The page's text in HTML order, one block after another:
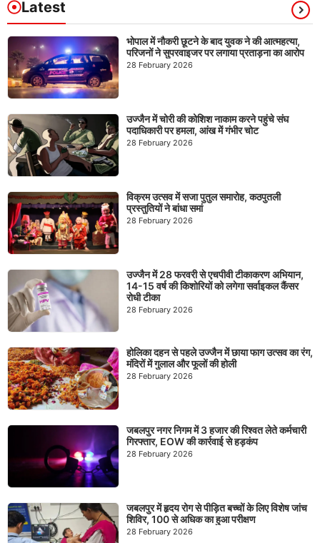
Latest
भोपाल में नौकरी छूटने के बाद युवक ने की आत्महत्या,
परिजनों ने सुपरवाइजर पर लगाया प्रताड़ना का आरोप
28 February 2026
उज्जैन में चोरी की कोशिश नाकाम करने पहुंचे संघ
पदाधिकारी पर हमला, आंख में गंभीर चोट
28 February 2026
विक्रम उत्सव में सजा पुतुल समारोह, कठपुतली
प्रस्तुतियों ने बांधा समां
28 February 2026
उज्जैन में 28 फरवरी से एचपीवी टीकाकरण अभियान,
14-15 वर्ष की किशोरियों को लगेगा सर्वाइकल कैंसर
रोधी टीका
28 February 2026
होलिका दहन से पहले उज्जैन में छाया फाग उत्सव का रंग,
मंदिरों में गुलाल और फूलों की होली
28 February 2026
जबलपुर नगर निगम में 3 हजार की रिश्वत लेते कर्मचारी
गिरफ्तार, EOW की कार्रवाई से हड़कंप
28 February 2026
जबलपुर में हृदय रोग से पीड़ित बच्चों के लिए विशेष जांच
शिविर, 100 से अधिक का हुआ परीक्षण
28 February 2026